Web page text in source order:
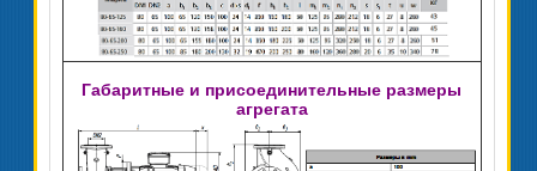
Габаритные и присоединительные размеры
агрегата